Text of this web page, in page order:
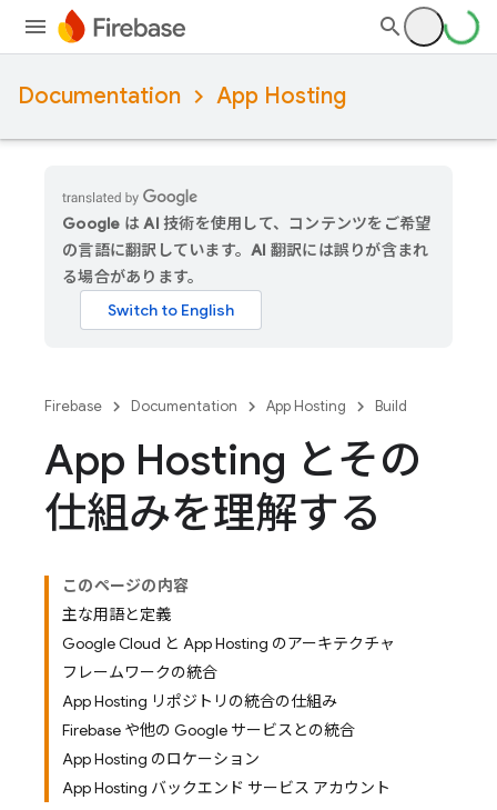
Documentation App Hosting
Google は AI 技術を使用して、コンテンツをご希望
の言語に翻訳しています。AI 翻訳には誤りが含まれ
る場合があります。
Firebase Documentation App Hosting Build
App Hosting とその
仕組みを理解する
このページの内容
主な用語と定義
Google Cloud と App Hosting のアーキテクチャ
フレームワークの統合
App Hosting リポジトリの統合の仕組み
Firebase や他の Google サービスとの統合
App Hosting のロケーション
App Hosting バックエンド サービス アカウント